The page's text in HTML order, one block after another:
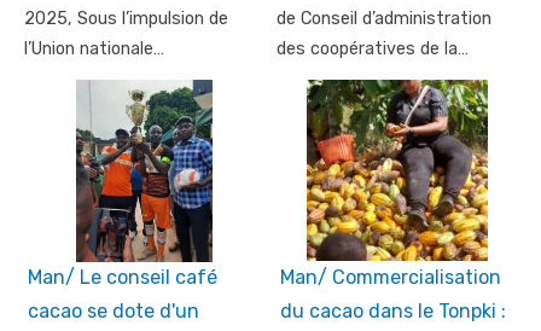
2025, Sous l’impulsion de
l’Union nationale…
de Conseil d’administration
des coopératives de la…
Man/ Le conseil café
cacao se dote d'un
Man/ Commercialisation
du cacao dans le Tonpki :